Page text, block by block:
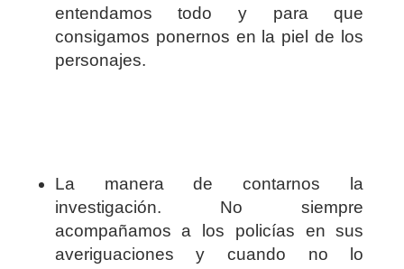
entendamos todo y para que
consigamos ponernos en la piel de los
personajes.
La manera de contarnos la
investigación. No siempre
acompañamos a los policías en sus
averiguaciones y cuando no lo